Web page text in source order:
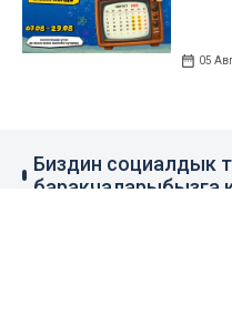
05
Биздин социалдык
баракчаларыбызга